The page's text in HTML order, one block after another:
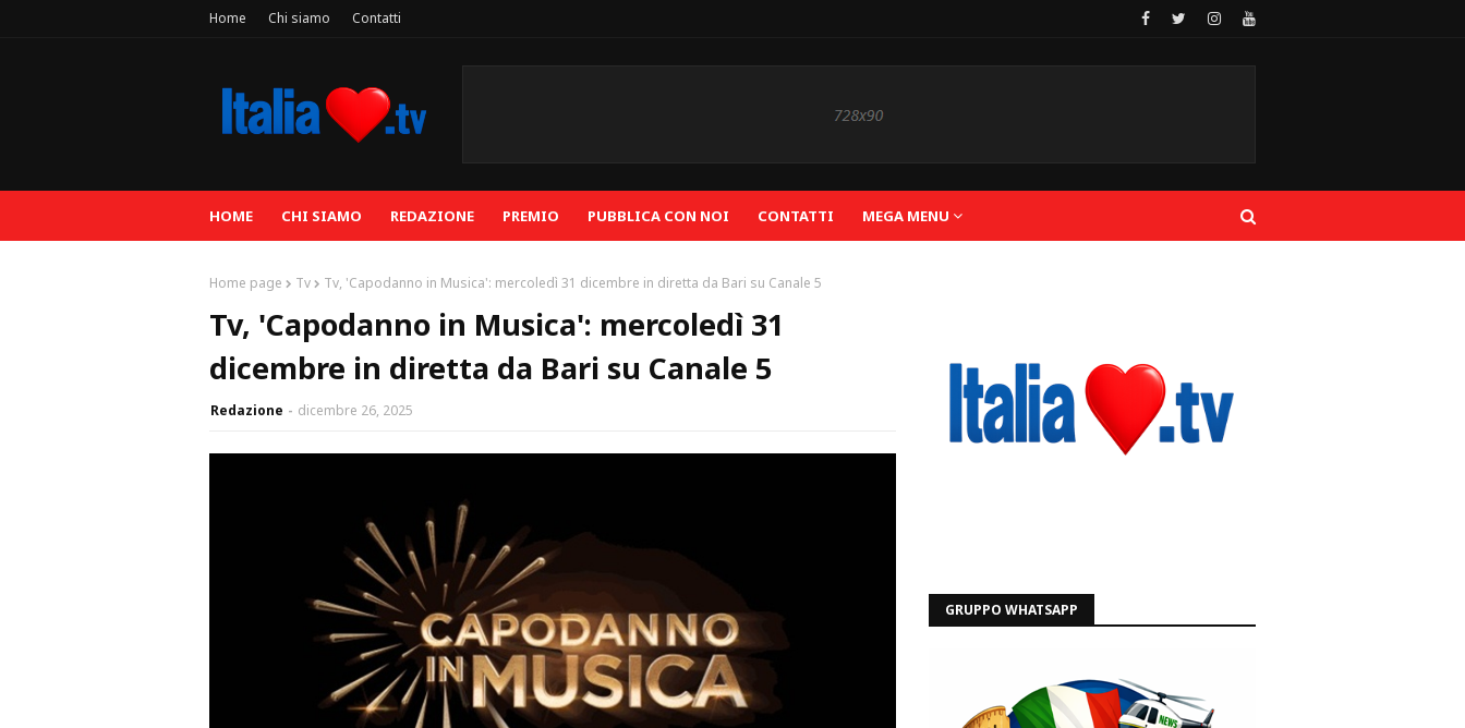
Home Chi siamo Contatti
HOME CHI SIAMO REDAZIONE PREMIO PUBBLICA CON NOI CONTATTI MEGA MENU
Home page Tv Tv, 'Capodanno in Musica': mercoledì 31 dicembre in diretta da Bari su Canale 5
Tv, 'Capodanno in Musica': mercoledì 31
dicembre in diretta da Bari su Canale 5
Redazione dicembre 26, 2025
GRUPPO WHATSAPP